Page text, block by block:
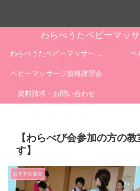
わらべうたベビーマッ
ベ
ベビーマッサージ資格講習会
資料請求・お問い合わせ
【わらべび会参加の方の
す】
おすすめ教室